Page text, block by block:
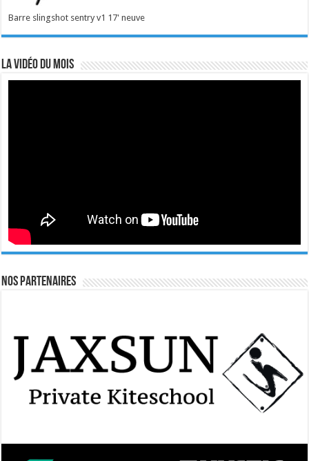
Barre slingshot sentry v1 17' neuve
La vidéo du mois
Nos Partenaires